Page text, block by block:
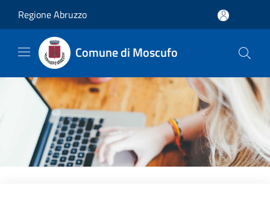
Regione Abruzzo
Comune di Moscufo